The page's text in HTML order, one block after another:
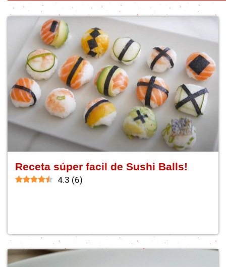
Receta súper facil de Sushi Balls!
4.3 (6)